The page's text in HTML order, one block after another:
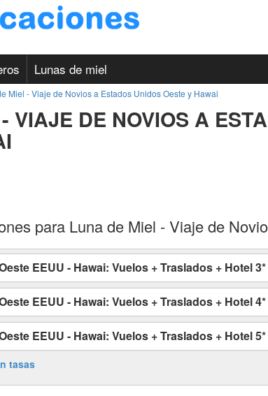
Lunas de miel
Miel - Viaje de Novios a Estados Unidos Oeste y Hawai
VIAJE DE NOVIOS A
para Luna de Miel - Viaje de
EEUU - Hawai: Vuelos + Traslados + Hotel 3*
EEUU - Hawai: Vuelos + Traslados + Hotel 4*
EEUU - Hawai: Vuelos + Traslados + Hotel 5*
tasas